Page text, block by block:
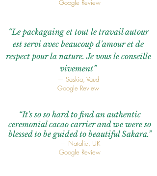
Google Review
“Le packagaing et tout le travail autour
est servi avec beaucoup d'amour et de
respect pour la nature.Je vous le conseille
vivement”​
— Saskia, Vaud
Google Review
“It's so so hard to find an authentic
ceremonial cacao carrier and we were so
blessed to be guided to beautiful Sakara.”
— Natalie, UK
Google Review